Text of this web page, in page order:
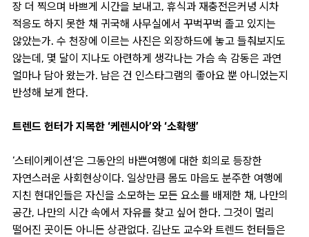
장 더 찍으며 바쁘게 시간을 보내고, 휴식과 재충전은커녕 시차
적응도 하지 못한 채 귀국해 사무실에서 꾸벅꾸벅 졸고 있지는
않았는가. 수 천장에 이르는 사진은 외장하드에 놓고 들춰보지도
않는데, 몇 달이 지나도 아련하게 생각나는 가슴 속 감동은 과연
얼마나 담아 왔는가. 남은 건 인스타그램의 좋아요 뿐 아니었는지
반성해 보게 한다.
트렌드 헌터가 지목한 ‘케렌시아’와 ‘소확행’
‘스테이케이션’은 그동안의 바쁜여행에 대한 회의로 등장한
자연스러운 사회현상이다. 일상만큼 몸도 마음도 분주한 여행에
지친 현대인들은 자신을 소모하는 모든 요소를 배제한 채, 나만의
공간, 나만의 시간 속에서 자유를 찾고 싶어 한다. 그것이 멀리
떨어진 곳이든 아니든 상관없다. 김난도 교수와 트렌드 헌터들은